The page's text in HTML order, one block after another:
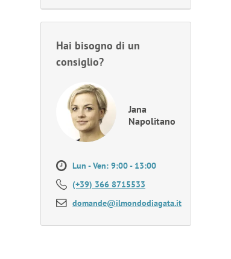
Hai bisogno di un
consiglio?
Jana
Napolitano
Lun - Ven: 9:00 - 13:00
(+39) 366 8715533
domande@ilmondodiagata.it